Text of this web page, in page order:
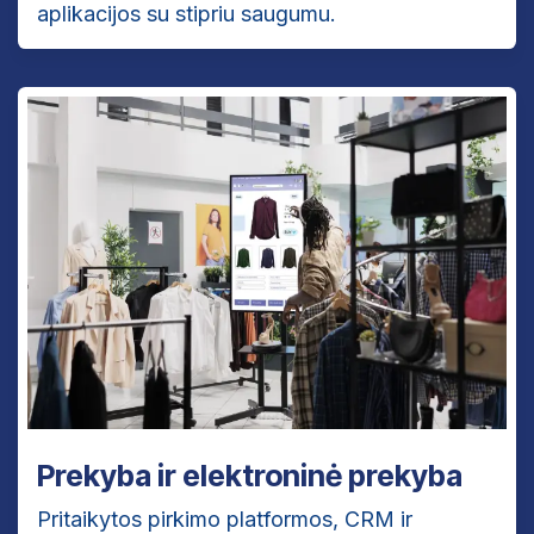
aplikacijos su stipriu saugumu.
Prekyba ir elektroninė prekyba
Pritaikytos pirkimo platformos, CRM ir